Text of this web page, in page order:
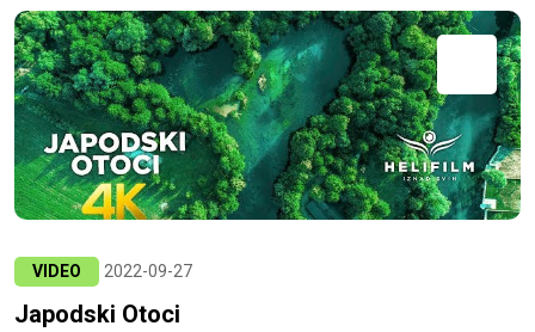
VIDEO 2022-09-27
Japodski Otoci